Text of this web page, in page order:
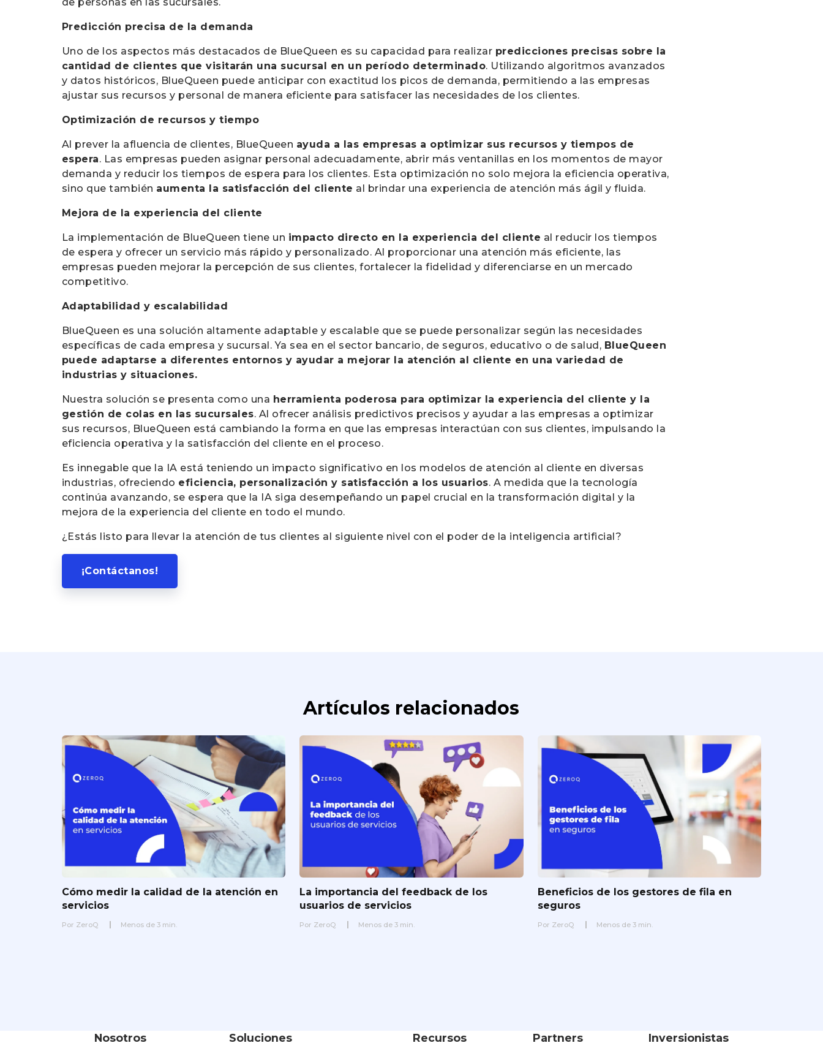
Predicción precisa de la demanda
Uno de los aspectos más destacados de BlueQueen es su capacidad para realizar predicciones precisas sobre la
cantidad de clientes que visitarán una sucursal en un período determinado. Utilizando algoritmos avanzados
y datos históricos, BlueQueen puede anticipar con exactitud los picos de demanda, permitiendo a las empresas
ajustar sus recursos y personal de manera eficiente para satisfacer las necesidades de los clientes.
Optimización de recursos y tiempo
Al prever la afluencia de clientes, BlueQueen ayuda a las empresas a optimizar sus recursos y tiempos de
espera. Las empresas pueden asignar personal adecuadamente, abrir más ventanillas en los momentos de mayor
demanda y reducir los tiempos de espera para los clientes. Esta optimización no solo mejora la eficiencia operativa,
sino que también aumenta la satisfacción del cliente al brindar una experiencia de atención más ágil y fluida.
Mejora de la experiencia del cliente
La implementación de BlueQueen tiene un impacto directo en la experiencia del cliente al reducir los tiempos
de espera y ofrecer un servicio más rápido y personalizado. Al proporcionar una atención más eficiente, las
empresas pueden mejorar la percepción de sus clientes, fortalecer la fidelidad y diferenciarse en un mercado
competitivo.
Adaptabilidad y escalabilidad
BlueQueen es una solución altamente adaptable y escalable que se puede personalizar según las necesidades
específicas de cada empresa y sucursal. Ya sea en el sector bancario, de seguros, educativo o de salud, BlueQueen
puede adaptarse a diferentes entornos y ayudar a mejorar la atención al cliente en una variedad de
industrias y situaciones.
Nuestra solución se presenta como una herramienta poderosa para optimizar la experiencia del cliente y la
gestión de colas en las sucursales. Al ofrecer análisis predictivos precisos y ayudar a las empresas a optimizar
sus recursos, BlueQueen está cambiando la forma en que las empresas interactúan con sus clientes, impulsando la
eficiencia operativa y la satisfacción del cliente en el proceso.
Es innegable que la IA está teniendo un impacto significativo en los modelos de atención al cliente en diversas
industrias, ofreciendo eficiencia, personalización y satisfacción a los usuarios. A medida que la tecnología
continúa avanzando, se espera que la IA siga desempeñando un papel crucial en la transformación digital y la
mejora de la experiencia del cliente en todo el mundo.
¿Estás listo para llevar la atención de tus clientes al siguiente nivel con el poder de la inteligencia artificial?
¡Contáctanos!
Artículos relacionados
Cómo medir la calidad de la atención en
servicios
Por ZeroQ Menos de 3 min.
La importancia del feedback de los
usuarios de servicios
Por ZeroQ Menos de 3 min.
Beneficios de los gestores de fila en
seguros
Por ZeroQ Menos de 3 min.
Nosotros Soluciones Recursos Partners Inversionistas